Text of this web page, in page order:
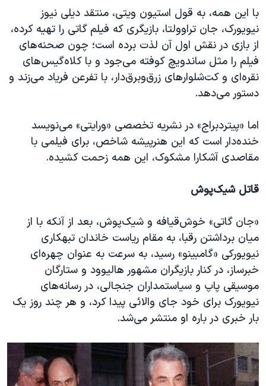
با این همه، به قول استیون ویتی،‌‌ منتقد دیلی ‌نیوز
نیویورک، جان تراوولتا، بازیگری که فیلم گاتی را تهیه کرده،
از بازی در نقش اول آن لذت برده است؛ چون صحنه‌های
فیلم را مثل ساندویچ کوفته می‌جود و با کلاه‌گیس‌های
نقره‌ای و کت‌شلوارهای زرق‌و‌برق‌دار، با تفرعن فریاد می‌زند و
دستور می‌دهد.
اما «پیتردبراج» در نشریه تخصصی «ورایتی» می‌نویسد
خنده‌دار است که این هنرپیشه شاخص، برای فیلمی با
مقاصدی آشکارا مشکوک،‌ این همه زحمت کشیده.
قاتل شیک‌پوش
«جان گاتی» خوش‌قیافه و شیک‌پوش، بعد از آنکه با از
میان برداشتن رقبا، به مقام ریاست خاندان تبهکاری
نیویورکی «گامبینو» رسید،‌ به سرعت به عنوان چهره‌ای
خبرساز، در کنار بازیگران مشهور هالیوود و ستارگان
موسیقی پاپ و سیاستمداران جنجالی، در رسانه‌های
نیویورک برای خود جای والائی پیدا کرد، و هر چند روز یک
بار خبری در باره او منتشر می‌شد.